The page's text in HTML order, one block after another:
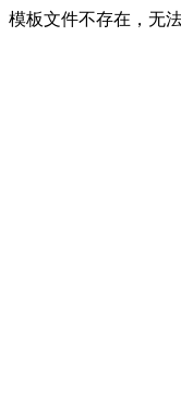
模板文件不存在，无